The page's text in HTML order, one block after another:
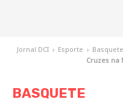
Jornal DCI › Esporte › Basquete
Cruzes na
BASQUETE